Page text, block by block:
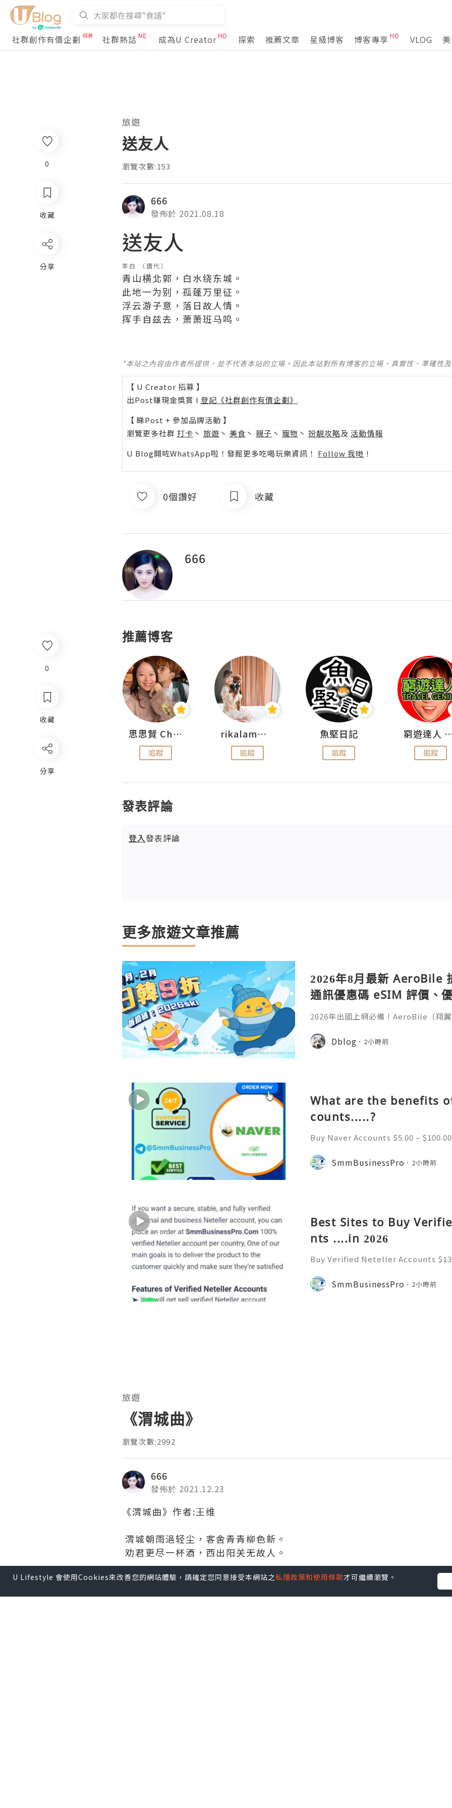
社群創作有價企劃 社群熱話 成為U Creator 探索 推薦文章 星級博客 博客專享 VLOG
0
收藏
分享
旅遊
送友人
瀏覽次數:153
666
發佈於 2021.08.18
送友人
李白 〔唐代〕
青山横北郭，白水绕东城。
此地一为别，孤蓬万里征。
浮云游子意，落日故人情。
挥手自兹去，萧萧班马鸣。
*本站之內容由作者所提供，並不代表本站的立場。因此本站對所有博客的立場、真實性、準確性
【 U Creator 招募 】
出Post賺現金獎賞 l 登記《社群創作有價企劃》
【 睇Post + 參加品牌活動 】
瀏覽更多社群 打卡 丶 旅遊 丶 美食 丶 親子 丶 寵物 丶 扮靚攻略及 活動情報
U Blog開咗WhatsApp啦！發掘更多吃喝玩樂資訊！ Follow 我哋 ！
0個讚好 收藏
666
推薦博客
思思賢 ChillMyBabe
追蹤
rikalammm
追蹤
魚堅日記
追蹤
窮遊達人
追蹤
發表評論
登入發表評論
更多旅遊文章推薦
2026年8月最新 AeroBile
通訊優惠碼 eSIM 評價、
教學完整整理
2026年出國上網必備！AeroBile（翔
9折，eSIM評價超高穩定不卡頓，蝴
略全解析。省錢又方便，出國旅行網
Dblog 2小時前
What are the benefits
counts.....?
Buy Naver Accounts $5.00 –
e Welcome to Never South
gine and online platform. Al
SmmBusinessPro 2小時前
Best Sites to Buy
nts ....in 2026
Buy Verified Neteller Accounts
cure & Ready to Use Neteller is
s. A Neteller account
SmmBusinessPro 2小時前
0
收藏
分享
旅遊
《渭城曲》
瀏覽次數:2992
666
發佈於 2021.12.23
《渭城曲》作者:王维
渭城朝雨浥轻尘，客舍青青柳色新。
劝君更尽一杯酒，西出阳关无故人。
*本站之內容由作者所提供，並不代表本站的立場。因此本站對所有博客的立場、真實性、準確性
U Lifestyle 會使用Cookies來改善您的網站體驗，請確定您同意接受本網站之私隱政策和使用條款才可繼續瀏覽。